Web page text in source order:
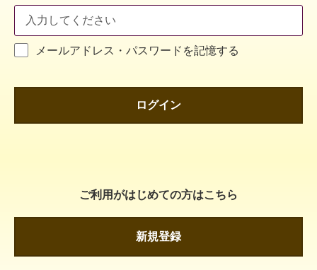
メールアドレス・パスワードを記憶する
ログイン
ご利用がはじめての方はこちら
新規登録